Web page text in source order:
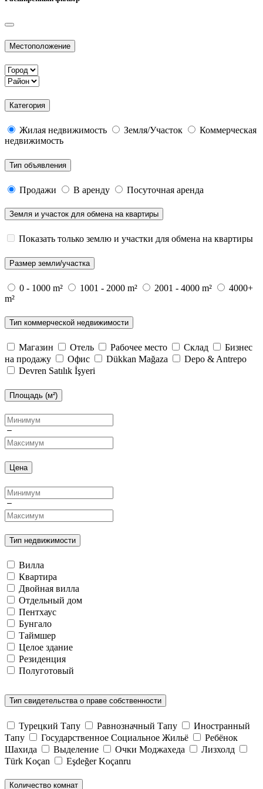
Местоположение
Категория
Жилая недвижимость Земля/Участок
Коммерческая
недвижимость
Тип объявления
Продажи В аренду Посуточная аренда
Земля и участок для обмена на квартиры
Показать только землю и участки для обмена на квартиры
Размер земли/участка
0 - 1000 m² 1001 - 2000 m² 2001 - 4000 m²
4000+
m²
Тип коммерческой недвижимости
Магазин Отель Рабочее место Склад
Бизнес
на продажу
Офис Dükkan Mağaza
Depo & Antrepo
Devren Satılık İşyeri
Площадь (м²)
Цена
Тип недвижимости
Вилла
Квартира
Двойная вилла
Отдельный дом
Пентхаус
Бунгало
Таймшер
Целое здание
Резиденция
Полуготовый
Тип свидетельства о праве собственности
Турецкий Тапу Равнозначный Тапу
Иностранный
Тапу
Государственное Социальное Жильё
Ребёнок
Шахида
Выделение Очки Моджахеда
Лизхолд
Türk Koçan
Eşdeğer Koçanru
Количество комнат